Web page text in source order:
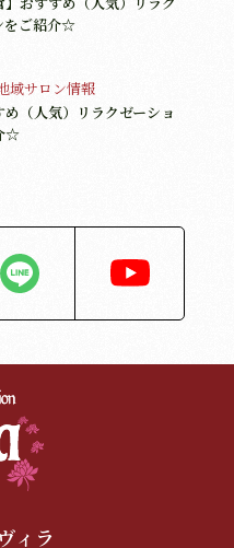
をご紹介☆
域サロン情報
め（人気）リラクゼーショ
☆
ィラ